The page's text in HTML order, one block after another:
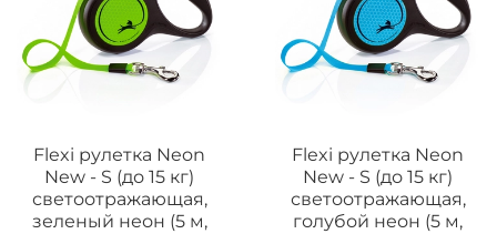
Flexi рулетка Neon
New - S (до 15 кг)
светоотражающая,
зеленый неон (5 м,
Flexi рулетка Neon
New - S (до 15 кг)
светоотражающая,
голубой неон (5 м,